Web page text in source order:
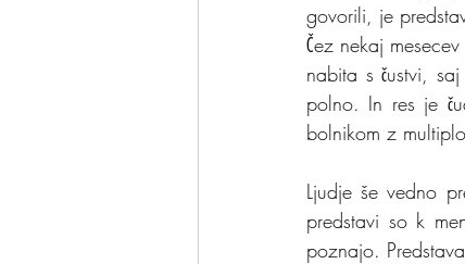
govorili, je
Čez nekaj
nabita s čustvi,
polno. In res je
bolnikom z
Ljudje še vedno
predstavi so k
poznajo.